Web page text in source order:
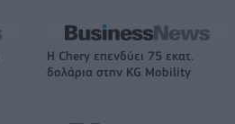
Η Chery επενδύει 75 εκατ.
δολάρια στην KG Mobility